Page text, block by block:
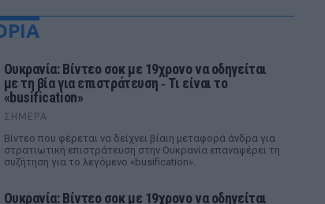
Ουκρανία: Βίντεο σοκ με 19χρονο να οδηγείται
με τη βία για επιστράτευση ‑ Τι είναι το
«busification»
ΣΉΜΕΡΑ
Βίντεο που φέρεται να δείχνει βίαιη μεταφορά άνδρα για
στρατιωτική επιστράτευση στην Ουκρανία επαναφέρει τη
συζήτηση για το λεγόμενο «busification».
Ουκρανία: Βίντεο σοκ με 19χρονο να οδηγείται